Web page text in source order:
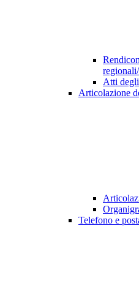
Atti
Articolazione
Telefono e